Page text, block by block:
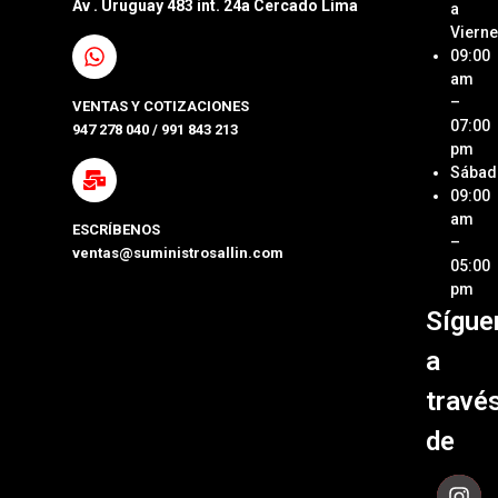
Av . Uruguay 483 int. 24a Cercado Lima
VENTAS Y COTIZACIONES
947 278 040 / 991 843 213
ESCRÍBENOS
ventas@suministrosallin.com
y Pcs
SAC
Ubica
Tienda
de
de
de
a
09:00
am
–
07:00
pm
09:00
am
–
05:00
pm
a
de